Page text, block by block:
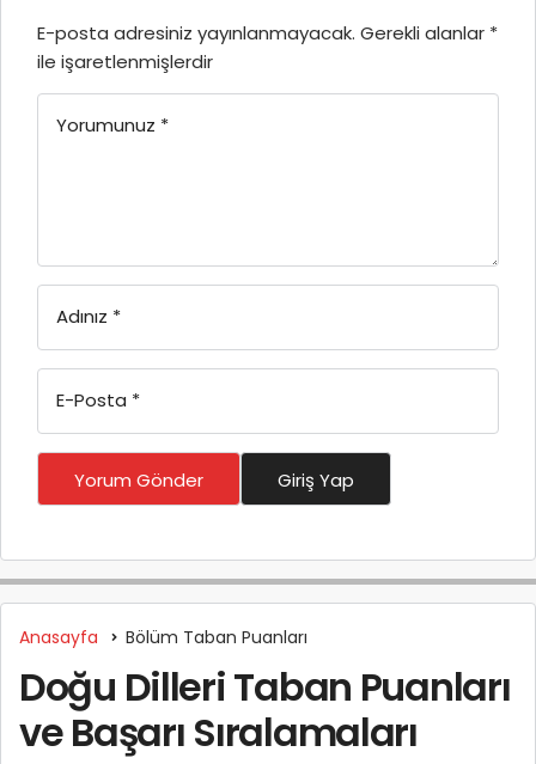
E-posta adresiniz yayınlanmayacak. Gerekli alanlar *
ile işaretlenmişlerdir
Yorumunuz *
Adınız *
E-Posta *
Yorum Gönder Giriş Yap
Anasayfa Bölüm Taban Puanları
Doğu Dilleri Taban Puanları
ve Başarı Sıralamaları